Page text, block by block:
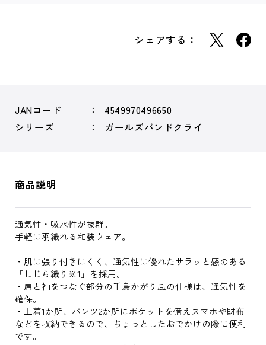
シェアする：
JANコード
4549970496650
シリーズ
ガールズバンドクライ
商品説明
通気性・吸水性が抜群。
手軽に羽織れる和装ウェア。
・肌に張り付きにくく、通気性に優れたサラッと感のある
「しじら織り※1」を採用。
・肩と袖をつなぐ部分の千鳥かがり風の仕様は、通気性を
確保。
・上着1か所、パンツ2か所にポケットを備えスマホや財布
などを収納できるので、ちょっとしたおでかけの際に便利
です。